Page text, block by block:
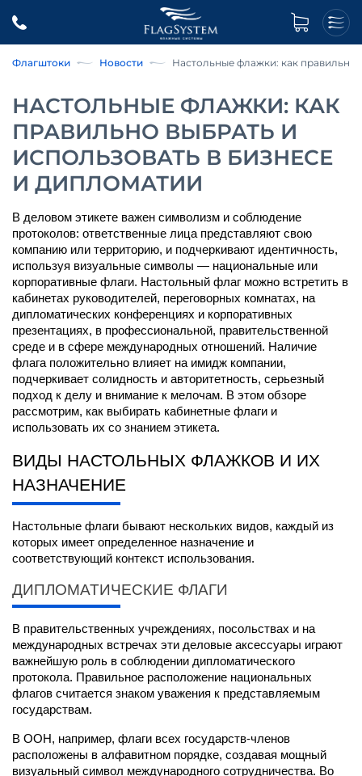
Флагштоки Новости Настольные флажки: как правильно
НАСТОЛЬНЫЕ ФЛАЖКИ: КАК
ПРАВИЛЬНО ВЫБРАТЬ И
ИСПОЛЬЗОВАТЬ В БИЗНЕСЕ
И ДИПЛОМАТИИ
В деловом этикете важен символизм и соблюдение
протоколов: ответственные лица представляют свою
компанию или территорию, и подчеркивают идентичность,
используя визуальные символы — национальные или
корпоративные флаги. Настольный флаг можно встретить в
кабинетах руководителей, переговорных комнатах, на
дипломатических конференциях и корпоративных
презентациях, в профессиональной, правительственной
среде и в сфере международных отношений. Наличие
флага положительно влияет на имидж компании,
подчеркивает солидность и авторитетность, серьезный
подход к делу и внимание к мелочам. В этом обзоре
рассмотрим, как выбирать кабинетные флаги и
использовать их со знанием этикета.
ВИДЫ НАСТОЛЬНЫХ ФЛАЖКОВ И ИХ
НАЗНАЧЕНИЕ
Настольные флаги бывают нескольких видов, каждый из
которых имеет определенное назначение и
соответствующий контекст использования.
ДИПЛОМАТИЧЕСКИЕ ФЛАГИ
В правительственных учреждениях, посольствах и на
международных встречах эти деловые аксессуары играют
важнейшую роль в соблюдении дипломатического
протокола. Правильное расположение национальных
флагов считается знаком уважения к представляемым
государствам.
В ООН, например, флаги всех государств-членов
расположены в алфавитном порядке, создавая мощный
визуальный символ международного сотрудничества. Во